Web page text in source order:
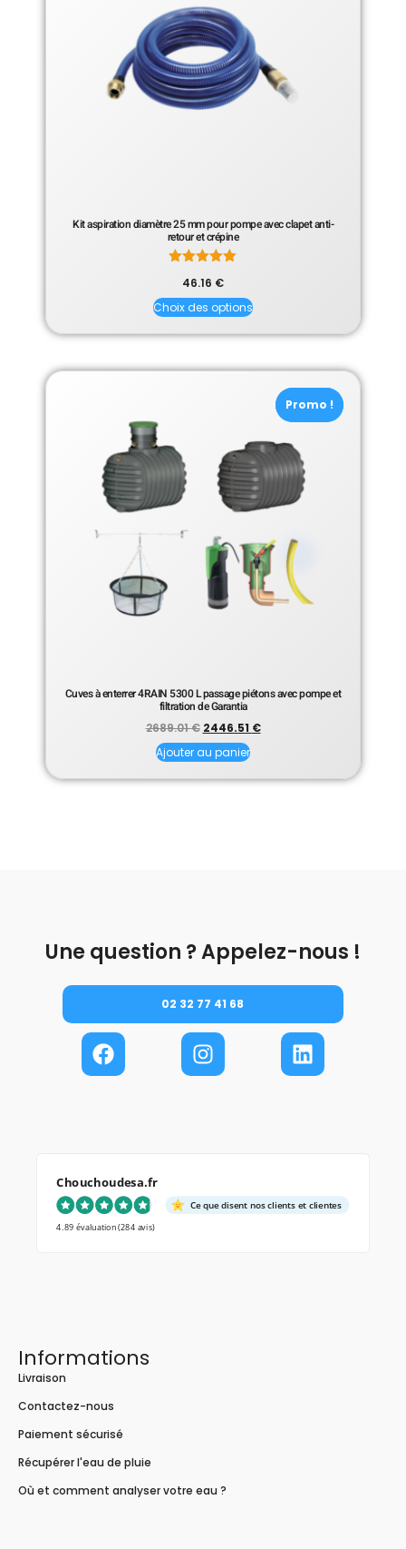
Kit aspiration diamètre 25 mm pour pompe avec clapet anti-
retour et crépine
5.00
sur 5
46.16 €
Choix des options
Promo !
Promo !
Cuves à enterrer 4RAIN 5300 L passage piétons avec pompe et
filtration de Garantia
2689.01€ 2446.51 €
Ajouter au panier
Une question ? Appelez-nous !
02 32 77 41 68
Chouchoudesa.fr
Ce que disent nos clients et clientes
4.89 évaluation(284 avis)
Informations
Livraison
Contactez-nous
Paiement sécurisé
Récupérer l'eau de pluie
Où et comment analyser votre eau ?